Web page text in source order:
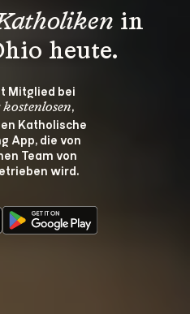
in
heute.
Mitglied bei
kostenlosen,
Katholische
App, die von
Team von
wird.